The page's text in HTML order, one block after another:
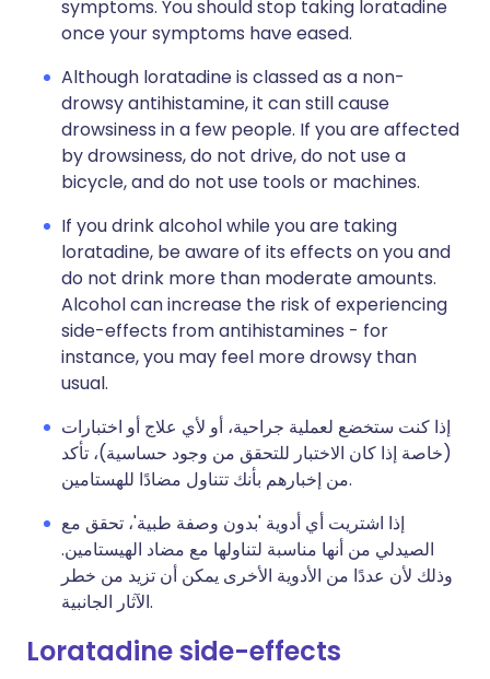
symptoms. You should stop taking loratadine
once your symptoms have eased.
Although loratadine is classed as a non-
drowsy antihistamine, it can still cause
drowsiness in a few people. If you are affected
by drowsiness, do not drive, do not use a
bicycle, and do not use tools or machines.
If you drink alcohol while you are taking
loratadine, be aware of its effects on you and
do not drink more than moderate amounts.
Alcohol can increase the risk of experiencing
side-effects from antihistamines - for
instance, you may feel more drowsy than
usual.
إذا كنت ستخضع لعملية جراحية، أو لأي علاج أو اختبارات
(خاصة إذا كان الاختبار للتحقق من وجود حساسية)، تأكد
من إخبارهم بأنك تتناول مضادًا للهستامين.
إذا اشتريت أي أدوية 'بدون وصفة طبية'، تحقق مع
الصيدلي من أنها مناسبة لتناولها مع مضاد الهيستامين.
وذلك لأن عددًا من الأدوية الأخرى يمكن أن تزيد من خطر
الآثار الجانبية.
Loratadine side-effects